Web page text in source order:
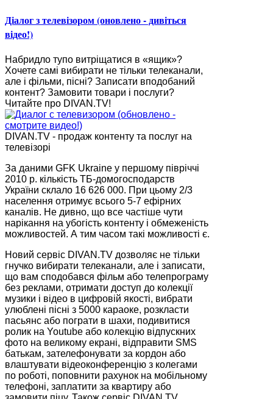
Діалог з телевізором (оновлено - дивіться
відео!)
Набридло тупо витріщатися в «ящик»?
Хочете самі вибирати не тільки телеканали,
але і фільми, пісні? Записати вподобаний
контент? Замовити товари і послуги?
Читайте про DIVAN.TV!
DIVAN.TV - продаж контенту та послуг на
телевізорі
За даними GFK Ukraine у першому півріччі
2010 р. кількість ТБ-домогосподарств
України склало 16 626 000. При цьому 2/3
населення отримує всього 5-7 ефірних
каналів. Не дивно, що все частіше чути
нарікання на убогість контенту і обмеженість
можливостей. А тим часом такі можливості є.
Новий сервіс DIVAN.TV дозволяє не тільки
гнучко вибирати телеканали, але і записати,
що вам сподобався фільм або телепрограму
без реклами, отримати доступ до колекції
музики і відео в цифровій якості, вибрати
улюблені пісні з 5000 караоке, розкласти
пасьянс або пограти в шахи, подивитися
ролик на Youtube або колекцію відпускних
фото на великому екрані, відправити SMS
батькам, зателефонувати за кордон або
влаштувати відеоконференцію з колегами
по роботі, поповнити рахунок на мобільному
телефоні, заплатити за квартиру або